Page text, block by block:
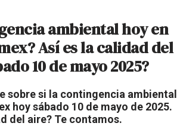
a
r
B
q
u
e
ambiental hoy en
Así es la calidad del
10 de mayo 2025?
sobre si la contingencia ambiental
hoy sábado 10 de mayo de 2025.
del aire? Te contamos.